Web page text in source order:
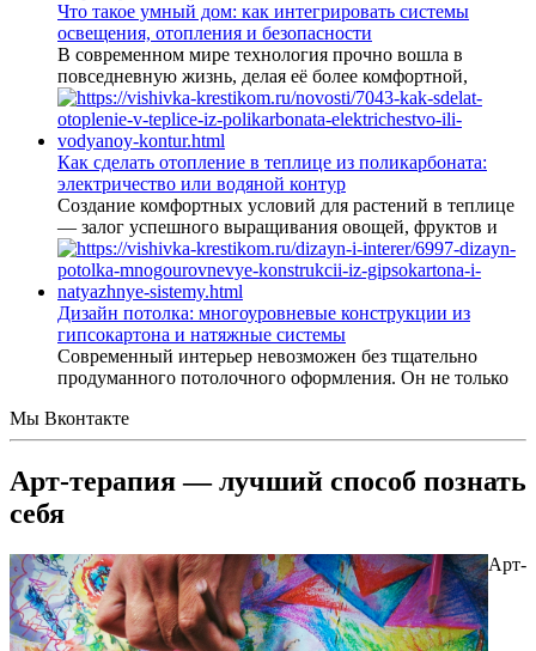
Что такое умный дом: как интегрировать системы
освещения, отопления и безопасности
В современном мире технология прочно вошла в
повседневную жизнь, делая её более комфортной,
Как сделать отопление в теплице из поликарбоната:
электричество или водяной контур
Создание комфортных условий для растений в теплице
— залог успешного выращивания овощей, фруктов и
Дизайн потолка: многоуровневые конструкции из
гипсокартона и натяжные системы
Современный интерьер невозможен без тщательно
продуманного потолочного оформления. Он не только
Мы Вконтакте
Арт-терапия — лучший способ познать
себя
Арт-